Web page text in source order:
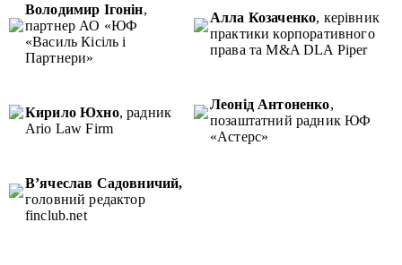
Володимир Ігонін,
партнер АО «ЮФ
«Василь Кісіль і
Партнери»
Алла Козаченко, керівник
практики корпоративного
права та M&A DLA Piper
Кирило Юхно, радник
Ario Law Firm
Леонід Антоненко,
позаштатний радник ЮФ
«Астерс»
В’ячеслав Садовничий,
головний редактор
finclub.net